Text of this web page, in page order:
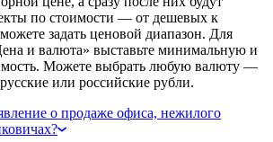
по стоимости — от дешевых к
задать ценовой диапазон. Для
и валюта» выставьте минимальную и
Можете выбрать любую валюту —
или российские рубли.
о продаже офиса, нежилого